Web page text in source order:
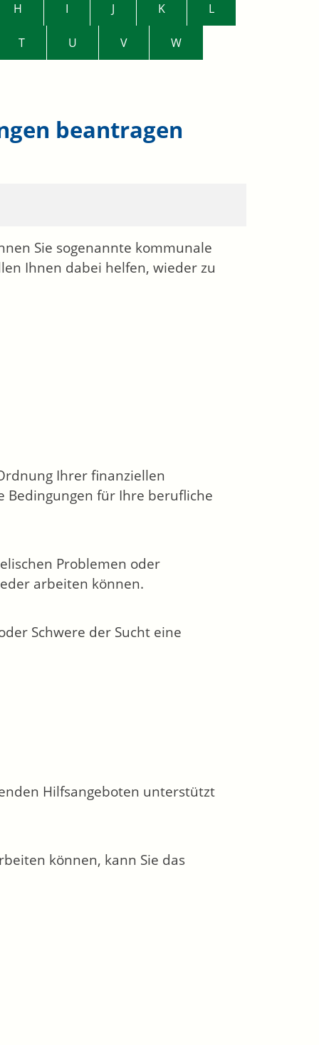
H I J K L
T U V W
beantragen
Sie sogenannte kommunale
Ihnen dabei helfen, wieder zu
Ihrer finanziellen
Bedingungen für Ihre berufliche
Problemen oder
arbeiten können.
Schwere der Sucht eine
Hilfsangeboten unterstützt
können, kann Sie das